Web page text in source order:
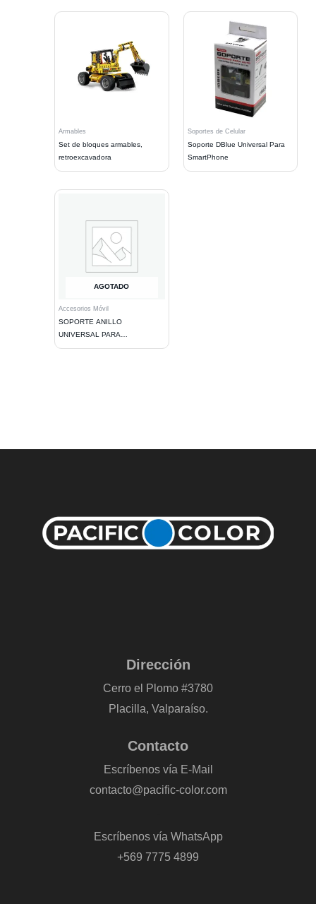
Armables
Set de bloques armables,
retroexcavadora
Soportes de Celular
Soporte DBlue Universal Para
SmartPhone
AGOTADO
Accesorios Móvil
SOPORTE ANILLO
UNIVERSAL PARA
TELEFONOS MOVILES CON
Dirección
Cerro el Plomo #3780
Placilla, Valparaíso.
Contacto
Escríbenos vía E-Mail
contacto@pacific-color.com
Escríbenos vía WhatsApp
+569 7775 4899